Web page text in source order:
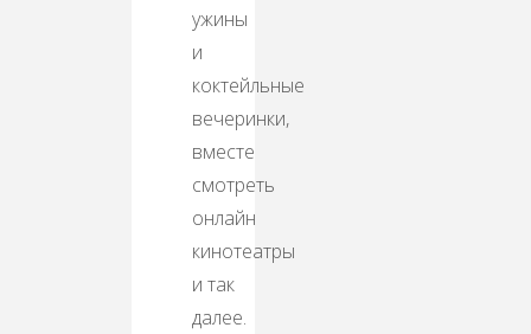
ужины
и
коктейльные
вечеринки,
вместе
смотреть
онлайн
кинотеатры
и так
далее.